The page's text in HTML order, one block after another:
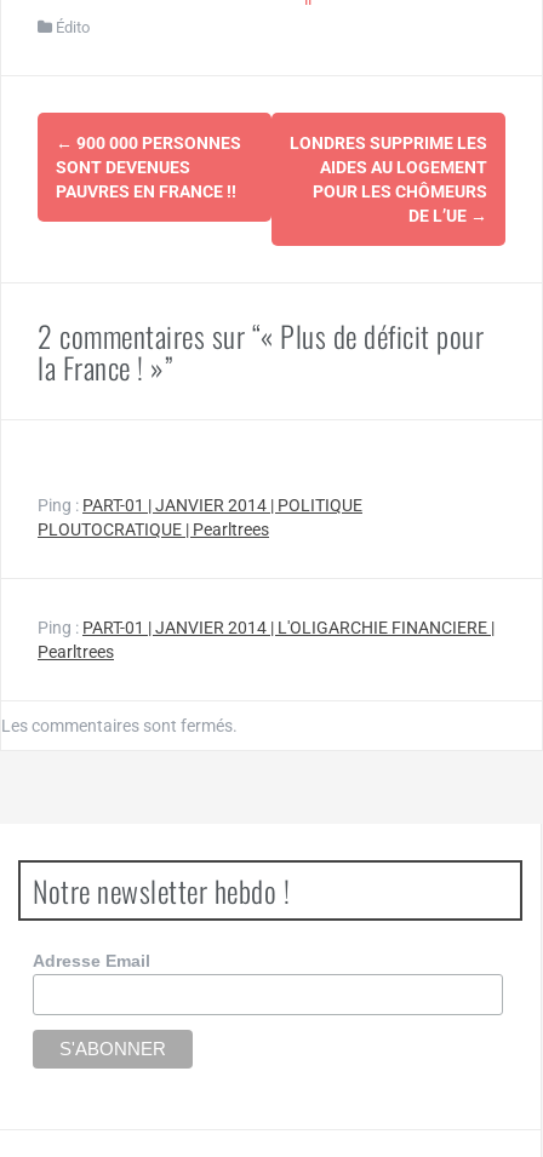
Édito
Navigation
d'article
← 900 000 PERSONNES
SONT DEVENUES
PAUVRES EN FRANCE !!
LONDRES SUPPRIME LES
AIDES AU LOGEMENT
POUR LES CHÔMEURS
DE L’UE →
2 commentaires sur “« Plus de déficit pour
la France ! »”
Ping : PART-01 | JANVIER 2014 | POLITIQUE
PLOUTOCRATIQUE | Pearltrees
Ping : PART-01 | JANVIER 2014 | L'OLIGARCHIE FINANCIERE |
Pearltrees
Les commentaires sont fermés.
Notre newsletter hebdo !
Adresse Email